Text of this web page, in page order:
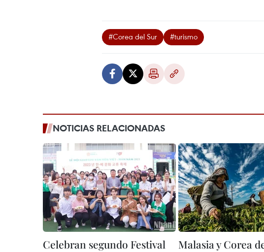
#Corea del Sur #turismo
NOTICIAS RELACIONADAS
Celebran segundo Festival
Malasia y Corea